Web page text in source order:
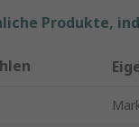
Produkte,